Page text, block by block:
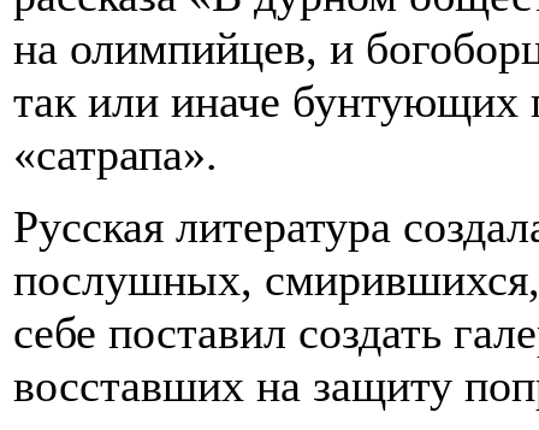
на олимпийцев, и
так или иначе бунтующих
«сатрапа».
Русская литература
послушных,
себе поставил создать
восставших на защиту